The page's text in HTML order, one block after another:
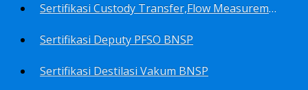
Sertifikasi Custody Transfer,Flow Measurement&Flow Meter (Harga Khusus) BNSP
Sertifikasi Deputy PFSO BNSP
Sertifikasi Destilasi Vakum BNSP